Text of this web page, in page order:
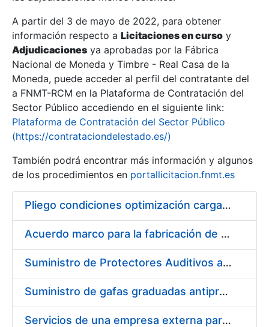
Mostrar/Ocultar
A partir del 3 de mayo de 2022, para obtener
información respecto a Licitaciones en curso y
Adjudicaciones ya aprobadas por la Fábrica
Nacional de Moneda y Timbre - Real Casa de la
Moneda, puede acceder al perfil del contratante del
a FNMT-RCM en la Plataforma de Contratación del
Sector Público accediendo en el siguiente link:
Plataforma de Contratación del Sector Público
(https://contrataciondelestado.es/)
También podrá encontrar más información y algunos
de los procedimientos en portallicitacion.fnmt.es
Pliego condiciones optimización cargas compras firmado
Acuerdo marco para la fabricación de piezas
Suministro de Protectores Auditivos a medida para las personas trabajadoras de los Centros de Trabajo de Madrid y Burgos
Suministro de gafas graduadas antiproyecciones para los trabajadores de la FNMT-RCM en los centros de trabajo de Madrid y Burgos
Servicios de una empresa externa para el asesoramiento y resolución de los recursos de alzada que se presentan relacionados con procesos de selección para la FNMT-RCM